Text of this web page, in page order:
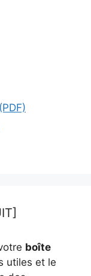
boîte
utiles et le